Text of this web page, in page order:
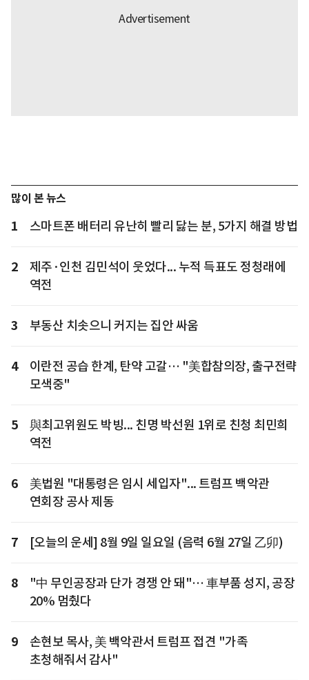
많이 본 뉴스
1 스마트폰 배터리 유난히 빨리 닳는 분, 5가지 해결 방법
2
제주·인천 김민석이 웃었다... 누적 득표도 정청래에
역전
3 부동산 치솟으니 커지는 집안 싸움
4
이란전 공습 한계, 탄약 고갈… "美합참의장, 출구전략
모색중"
5
與최고위원도 박빙... 친명 박선원 1위로 친청 최민희
역전
6
美법원 "대통령은 임시 세입자"... 트럼프 백악관
연회장 공사 제동
7 [오늘의 운세] 8월 9일 일요일 (음력 6월 27일 乙卯)
8
"中 무인공장과 단가 경쟁 안 돼"… 車부품 성지, 공장
20% 멈췄다
9
손현보 목사, 美 백악관서 트럼프 접견 "가족
초청해줘서 감사"